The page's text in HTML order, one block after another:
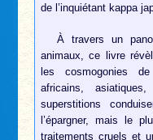
de l’inquiétant kappa
À travers un
animaux, ce livre
les cosmogonies
africains,
superstitions
l’épargner, mais le
traitements cruels et